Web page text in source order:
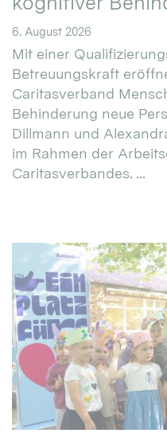
6. August 2026
Mit einer
Betreuungskraft
Caritasverband
Behinderung neue
Dillmann und
im Rahmen der
Caritasverbandes. ...